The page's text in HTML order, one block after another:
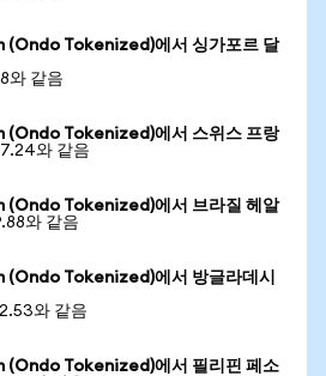
Tokenized)에서 싱가포르 달
와 같음
Tokenized)에서 스위스 프랑
와 같음
Tokenized)에서 브라질 헤알
와 같음
Tokenized)에서 방글라데시
와 같음
Tokenized)에서 필리핀 페소